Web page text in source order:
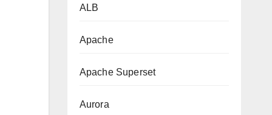
ALB
Apache
Apache Superset
Aurora